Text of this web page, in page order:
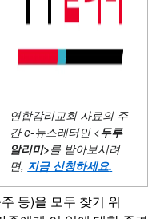
연합감리교회 자료의 주
간e-뉴스레터인 <두루
알리미>를 받아보시려
면, 지금 신청하세요.
등)을 모두 찾기 위